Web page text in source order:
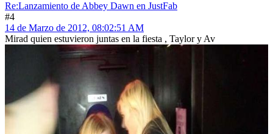
Re:Lanzamiento de Abbey Dawn en JustFab
#4
14 de Marzo de 2012, 08:02:51 AM
Mirad quien estuvieron juntas en la fiesta , Taylor y Av